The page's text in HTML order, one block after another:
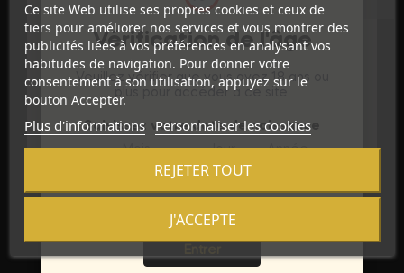
Référence D-220676
Références spécifiques
Ean13
Ce site Web utilise ses propres cookies et ceux de
tiers pour améliorer nos services et vous montrer des
publicités liées à vos préférences en analysant vos
habitudes de navigation. Pour donner votre
consentement à son utilisation, appuyez sur le
bouton Accepter.
Plus d'informations Personnaliser les cookies
REJETER TOUT
J'ACCEPTE
Vérification de l'âge
Veuillez vérifier que vous avez 18 ans ou
plus pour accéder à ce site.
Saisissez votre date de naissance
Mois
Jour Année
Sortie